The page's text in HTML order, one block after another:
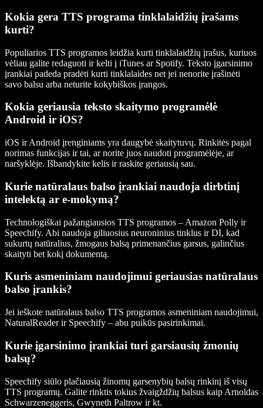
Kokia gera TTS programa tinklalaidžių įrašams
kurti?
Populiarios TTS programos leidžia kurti tinklalaidžių įrašus, kuriuos
vėliau galite redaguoti ir kelti į iTunes ar Spotify. Teksto įgarsinimo
įrankiai padeda pradėti kurti tinklalaides net jei nenorite įrašinėti
savo balsu arba neturite kokybiškos įrangos.
Kokia geriausia teksto skaitymo programėlė
Android ir iOS?
iOS ir Android įrenginiams yra daugybė skaitytuvų. Rinkitės pagal
norimas funkcijas ir tai, ar norite juos naudoti programėlėje, ar
naršyklėje. Išbandykite kelis ir raskite geriausią sau.
Kurie natūralaus balso įrankiai naudoja dirbtinį
intelektą ar e-mokymą?
Technologiškai pažangiausios TTS programos – Amazon Polly ir
Speechify. Abi naudoja giliuosius neuroninius tinklus ir DI, kad
sukurtų natūralius, žmogaus balsą primenančius garsus, galinčius
skaityti bet kokį dokumentą.
Kuris asmeniniam naudojimui geriausias natūralaus
balso įrankis?
Jei ieškote natūralaus balso TTS programos asmeniniam naudojimui,
NaturalReader ir Speechify – abu puikūs pasirinkimai.
Kurie įgarsinimo įrankiai turi garsiausių žmonių
balsų?
Speechify siūlo plačiausią žinomų garsenybių balsų rinkinį iš visų
TTS programų. Galite rinktis tokius žvaigždžių balsus kaip Arnoldas
Schwarzeneggeris, Gwyneth Paltrow ir kt.